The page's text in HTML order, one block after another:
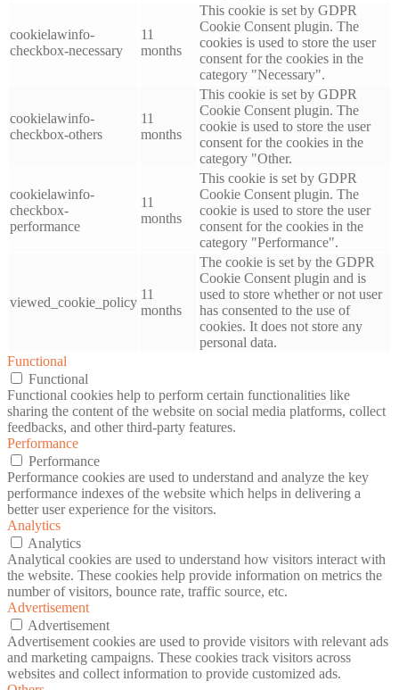
cookielawinfo-
checkbox-necessary
11
months
This cookie is set by GDPR
Cookie Consent plugin. The
cookies is used to store the user
consent for the cookies in the
category "Necessary".
cookielawinfo-
checkbox-others
11
months
This cookie is set by GDPR
Cookie Consent plugin. The
cookie is used to store the user
consent for the cookies in the
category "Other.
cookielawinfo-
checkbox-
performance
11
months
This cookie is set by GDPR
Cookie Consent plugin. The
cookie is used to store the user
consent for the cookies in the
category "Performance".
viewed_cookie_policy
11
months
The cookie is set by the GDPR
Cookie Consent plugin and is
used to store whether or not user
has consented to the use of
cookies. It does not store any
personal data.
Functional
Functional
Functional cookies help to perform certain functionalities like
sharing the content of the website on social media platforms, collect
feedbacks, and other third-party features.
Performance
Performance
Performance cookies are used to understand and analyze the key
performance indexes of the website which helps in delivering a
better user experience for the visitors.
Analytics
Analytics
Analytical cookies are used to understand how visitors interact with
the website. These cookies help provide information on metrics the
number of visitors, bounce rate, traffic source, etc.
Advertisement
Advertisement
Advertisement cookies are used to provide visitors with relevant ads
and marketing campaigns. These cookies track visitors across
websites and collect information to provide customized ads.